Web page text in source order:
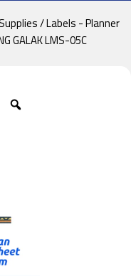
/Labels - Planner
GALAK LMS-05C